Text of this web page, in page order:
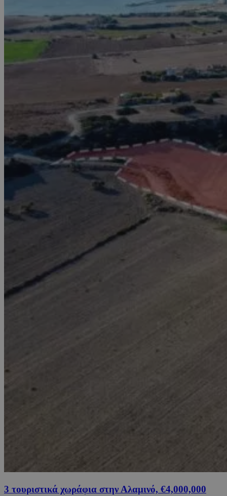
3 τουριστικά χωράφια στην Αλαμινό, €4,000,000